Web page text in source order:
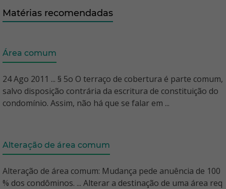
Matérias recomendadas
Área comum
24 Ago 2011 ... § 5o O terraço de cobertura é parte comum,
salvo disposição contrária da escritura de constituição do
condomínio. Assim, não há que se falar em ...
Alteração de área comum
Alteração de área comum: Mudança pede anuência de 100
% dos condôminos. ... Alterar a destinação de uma área req